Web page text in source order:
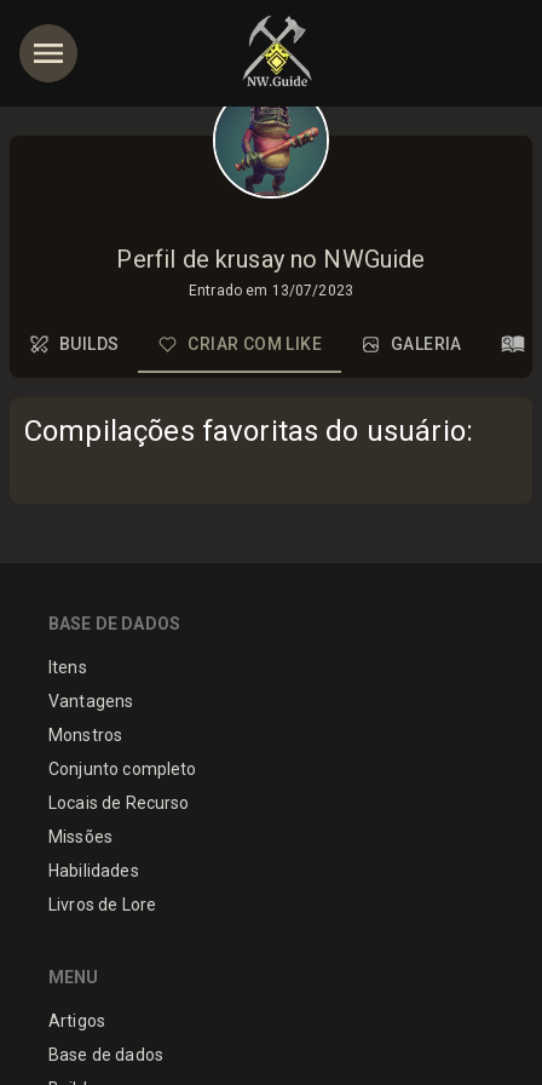
Perfil de krusay no NWGuide
Entrado em 13/07/2023
BUILDS CRIAR COM LIKE GALERIA
Compilações favoritas do usuário:
BASE DE DADOS
Itens
Vantagens
Monstros
Conjunto completo
Locais de Recurso
Missões
Habilidades
Livros de Lore
MENU
Artigos
Base de dados